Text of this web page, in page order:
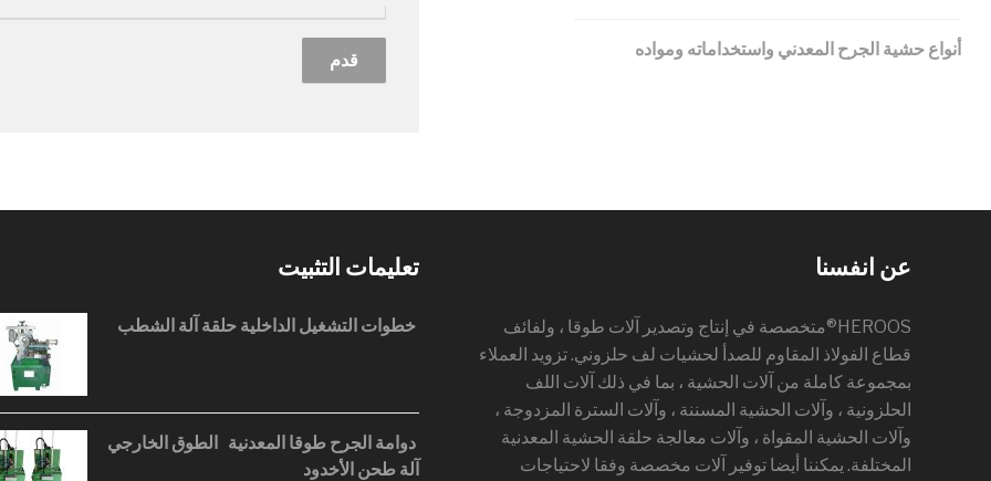
أنواع حشية الجرح المعدني واستخداماته ومواده
عن انفسنا
HEROOS®متخصصة في إنتاج وتصدير آلات طوقا ، ولفائف
قطاع الفولاذ المقاوم للصدأ لحشيات لف حلزوني. تزويد العملاء
بمجموعة كاملة من آلات الحشية ، بما في ذلك آلات اللف
الحلزونية ، وآلات الحشية المسننة ، وآلات السترة المزدوجة ،
وآلات الحشية المقواة ، وآلات معالجة حلقة الحشية المعدنية
المختلفة. يمكننا أيضا توفير آلات مخصصة وفقا لاحتياجات
تعليمات التثبيت
خطوات التشغيل الداخلية حلقة آلة الشطب
دوامة الجرح طوقا المعدنية الطوق الخارجي
آلة طحن الأخدود